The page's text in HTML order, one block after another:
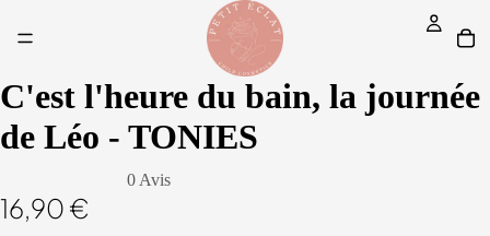
C'est l'heure du bain, la journée
de Léo - TONIES
0 Avis
16,90 €